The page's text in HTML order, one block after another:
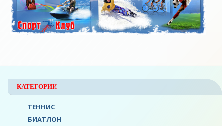
КАТЕГОРИИ
ТЕННИС
БИАТЛОН